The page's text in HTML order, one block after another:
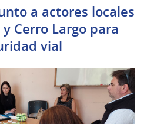
a actores locales
Cerro Largo para
vial